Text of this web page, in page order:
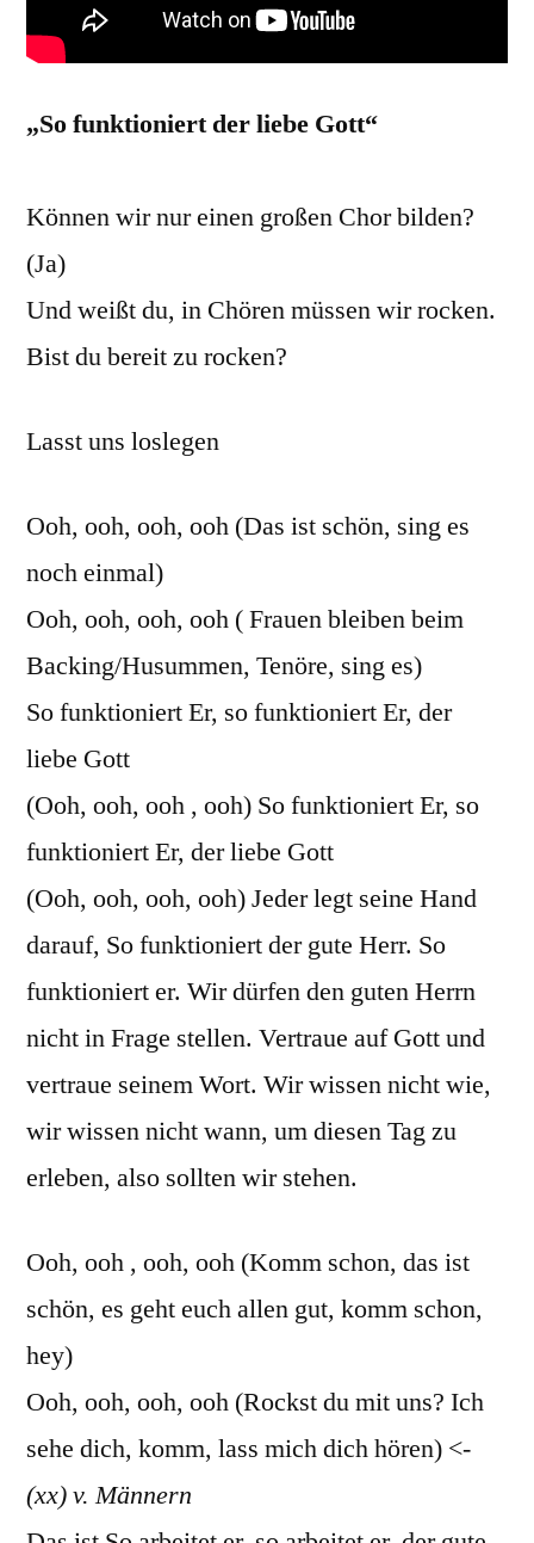
„So funktioniert der liebe Gott“
Können wir nur einen großen Chor bilden?
(Ja)
Und weißt du, in Chören müssen wir rocken.
Bist du bereit zu rocken?
Lasst uns loslegen
Ooh, ooh, ooh, ooh (Das ist schön, sing es
noch einmal)
Ooh, ooh, ooh, ooh ( Frauen bleiben beim
Backing/Husummen, Tenöre, sing es)
So funktioniert Er, so funktioniert Er, der
liebe Gott
(Ooh, ooh, ooh , ooh) So funktioniert Er, so
funktioniert Er, der liebe Gott
(Ooh, ooh, ooh, ooh) Jeder legt seine Hand
darauf, So funktioniert der gute Herr. So
funktioniert er. Wir dürfen den guten Herrn
nicht in Frage stellen. Vertraue auf Gott und
vertraue seinem Wort. Wir wissen nicht wie,
wir wissen nicht wann, um diesen Tag zu
erleben, also sollten wir stehen.
Ooh, ooh , ooh, ooh (Komm schon, das ist
schön, es geht euch allen gut, komm schon,
hey)
Ooh, ooh, ooh, ooh (Rockst du mit uns? Ich
sehe dich, komm, lass mich dich hören) <-
(xx) v. Männern